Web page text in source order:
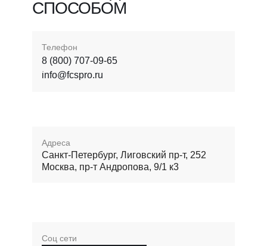
Соц сети
Адреса
Санкт-Петербург, Лиговский пр-т, 252
Москва, пр-т Андропова, 9/1 к3
Телефон
8 (800) 707-09-65
info@fcspro.ru
СПОСОБОМ